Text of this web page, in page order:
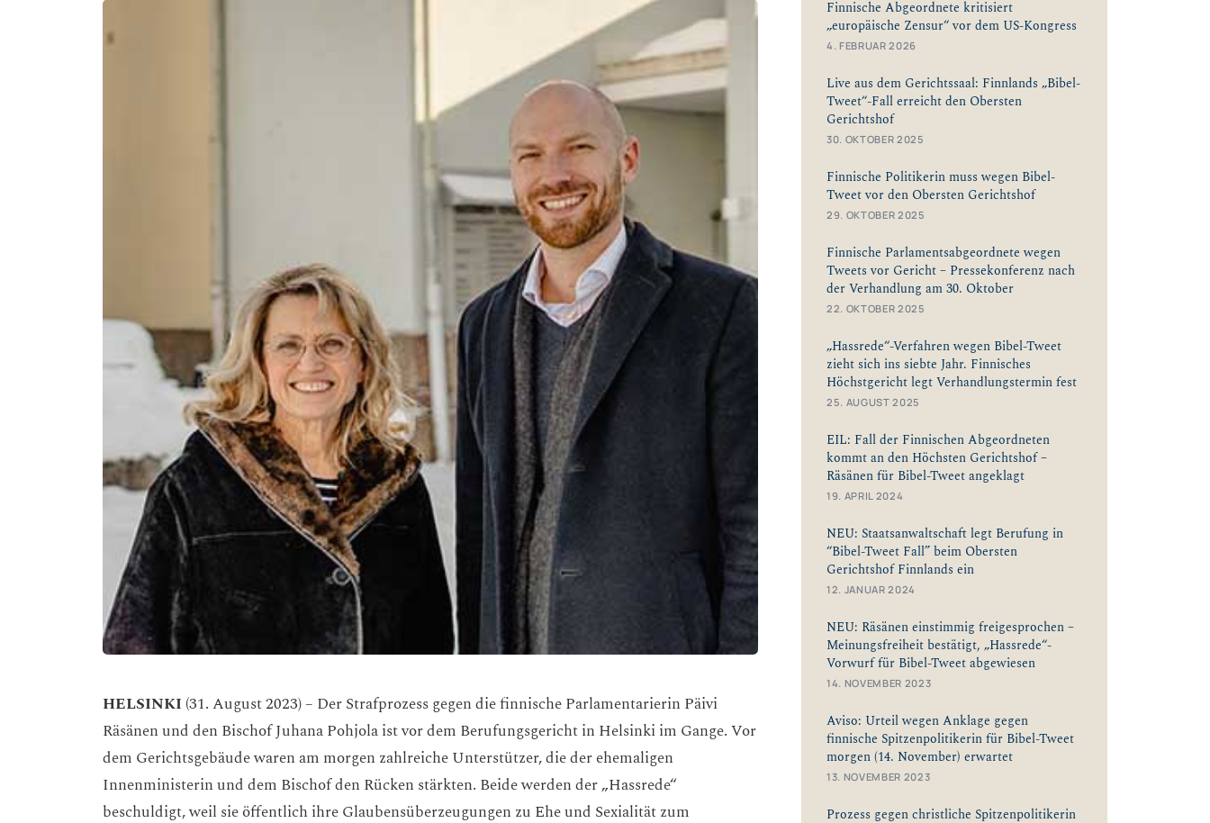
HELSINKI (31. August 2023) – Der Strafprozess gegen die finnische Parlamentarierin Päivi
Räsänen und den Bischof Juhana Pohjola ist vor dem Berufungsgericht in Helsinki im Gange. Vor
dem Gerichtsgebäude waren am morgen zahlreiche Unterstützer, die der ehemaligen
Innenministerin und dem Bischof den Rücken stärkten. Beide werden der „Hassrede“
beschuldigt, weil sie öffentlich ihre Glaubensüberzeugungen zu Ehe und Sexialität zum
Finnische Abgeordnete kritisiert
„europäische Zensur“ vor dem US-Kongress
4. FEBRUAR 2026
Live aus dem Gerichtssaal: Finnlands „Bibel-
Tweet“-Fall erreicht den Obersten
Gerichtshof
30. OKTOBER 2025
Finnische Politikerin muss wegen Bibel-
Tweet vor den Obersten Gerichtshof
29. OKTOBER 2025
Finnische Parlamentsabgeordnete wegen
Tweets vor Gericht – Pressekonferenz nach
der Verhandlung am 30. Oktober
22. OKTOBER 2025
„Hassrede“-Verfahren wegen Bibel-Tweet
zieht sich ins siebte Jahr. Finnisches
Höchstgericht legt Verhandlungstermin fest
25. AUGUST 2025
EIL: Fall der Finnischen Abgeordneten
kommt an den Höchsten Gerichtshof –
Räsänen für Bibel-Tweet angeklagt
19. APRIL 2024
NEU: Staatsanwaltschaft legt Berufung in
“Bibel-Tweet Fall” beim Obersten
Gerichtshof Finnlands ein
12. JANUAR 2024
NEU: Räsänen einstimmig freigesprochen –
Meinungsfreiheit bestätigt, „Hassrede“-
Vorwurf für Bibel-Tweet abgewiesen
14. NOVEMBER 2023
Aviso: Urteil wegen Anklage gegen
finnische Spitzenpolitikerin für Bibel-Tweet
morgen (14. November) erwartet
13. NOVEMBER 2023
Prozess gegen christliche Spitzenpolitikerin